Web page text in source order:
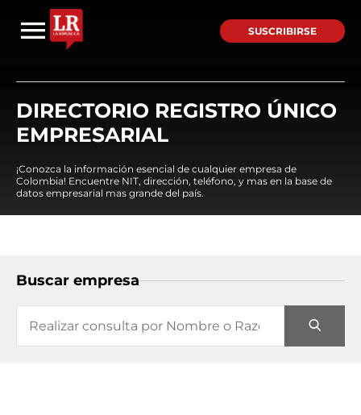
SUSCRIBIRSE
DIRECTORIO REGISTRO ÚNICO
EMPRESARIAL
¡Conozca la información esencial de cualquier empresa de
Colombia! Encuentre NIT, dirección, teléfono, y mas en la base de
datos empresarial mas grande del país.
Buscar empresa